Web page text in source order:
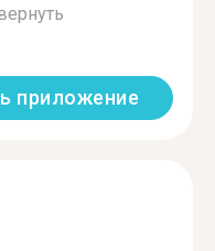
приложение